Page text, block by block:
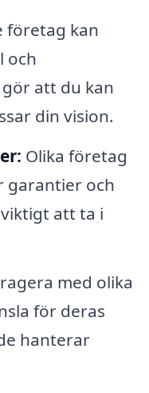
företag kan
och
att du kan
din vision.
Olika företag
garantier och
att ta i
med olika
för deras
hanterar